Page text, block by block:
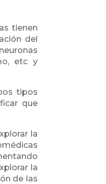
tienen
del
etc y
tipos
que
la
la
de las